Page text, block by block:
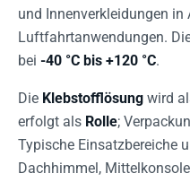
und Innenverkleidungen in
Luftfahrtanwendungen.
bei -40 °C bis +120 °C.
Die Klebstofflösung wird
erfolgt als Rolle;
Typische Einsatzbereiche
Dachhimmel,